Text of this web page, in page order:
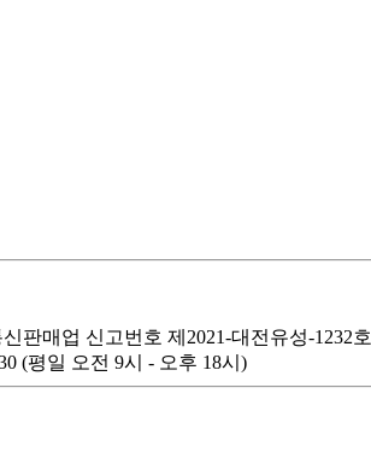
신판매업 신고번호 제2021-대전유성-1232호
(평일 오전 9시 - 오후 18시)